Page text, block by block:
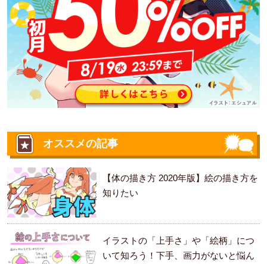
オススメの記事
【体の描き方 2020年版】絵の描き方を
知りたい
イラストの「上手さ」や「絵柄」につ
いて知ろう！下手、画力がないと悩ん